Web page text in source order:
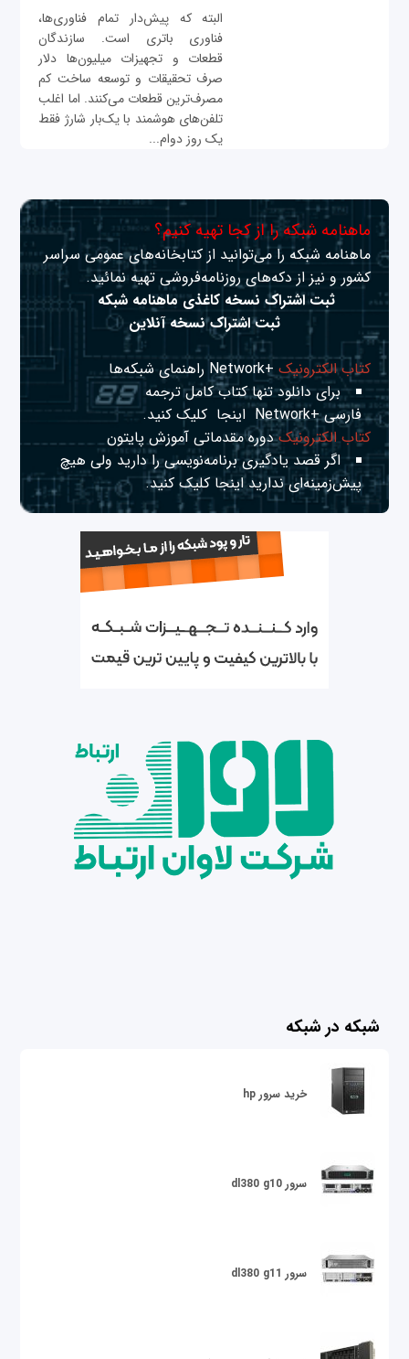
البته که پیش‌دار تمام فناوری‌ها،
فناوری باتری است. سازندگان
قطعات و تجهیزات میلیون‌ها دلار
صرف تحقیقات و توسعه ساخت کم
مصرف‌ترین قطعات می‌کنند. اما اغلب
تلفن‌های هوشمند با یک‌بار شارژ فقط
یک روز دوام...
ماهنامه شبکه را از کجا تهیه کنیم؟
ماهنامه شبکه را می‌توانید از کتابخانه‌های عمومی سراسر
کشور و نیز از دکه‌های روزنامه‌فروشی تهیه نمائید.
ثبت اشتراک نسخه کاغذی ماهنامه شبکه
ثبت اشتراک نسخه آنلاین
کتاب الکترونیک+Network راهنمای شبکه‌ها
برای دانلود تنها کتاب کامل ترجمه
فارسی +Network
اینجا کلیک کنید.
کتاب الکترونیکدوره مقدماتی آموزش پایتون
اگر قصد یادگیری برنامه‌نویسی را دارید ولی هیچ
پیش‌زمینه‌ای نداریداینجا کلیک کنید.
شبکه در شبکه
خرید سرور hp
سرور dl380 g10
سرور dl380 g11